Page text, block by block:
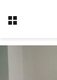
Меню